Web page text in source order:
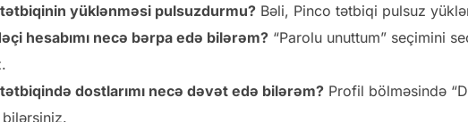
yüklənməsi pulsuzdurmu? Bəli, Pinco tətbiqi pulsuz
hesabımı necə bərpa edə bilərəm? “Parolu unuttum” seçimini
dostlarımı necə dəvət edə bilərəm? Profil bölməsində